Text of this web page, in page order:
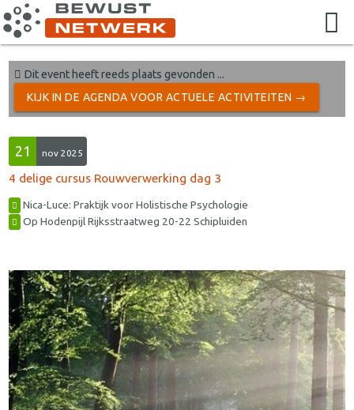
Dit event heeft reeds plaats gevonden ...
KIJK IN DE AGENDA VOOR ACTUELE ACTIVITEITEN →
21 nov 2025
4 delige cursus Rouwverwerking dag 3
Nica-Luce: Praktijk voor Holistische Psychologie
Op Hodenpijl Rijksstraatweg 20-22 Schipluiden